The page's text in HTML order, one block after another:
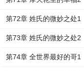
第72章 姓氏的微妙之处1
第73章 姓氏的微妙之处2
第74章 全世界最好的哥1